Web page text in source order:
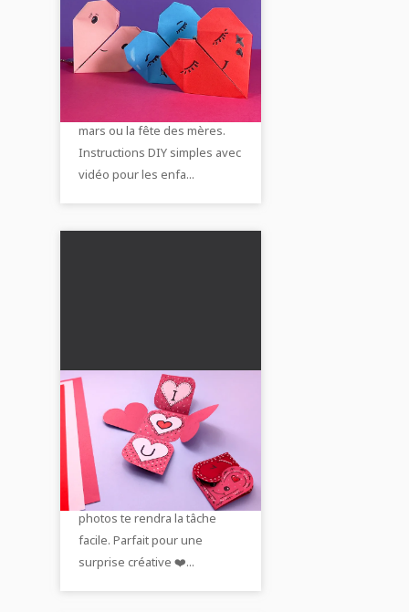
DIY Origami-cœur avec
message : Cadeau
parfait pour le 8 mars
Apprends comment créer un
cœur en origami avec un
mars ou la fête des mères.
Instructions DIY simples avec
vidéo pour les enfa...
Carte pop-up DIY :
tutoriel avec vidéo &
photos pour la Saint-
Valentin
Fabrique une carte pop-up
DIY pour la Saint-Valentin !
Notre guide avec vidéo et
photos te rendra la tâche
facile. Parfait pour une
surprise créative ❤️...